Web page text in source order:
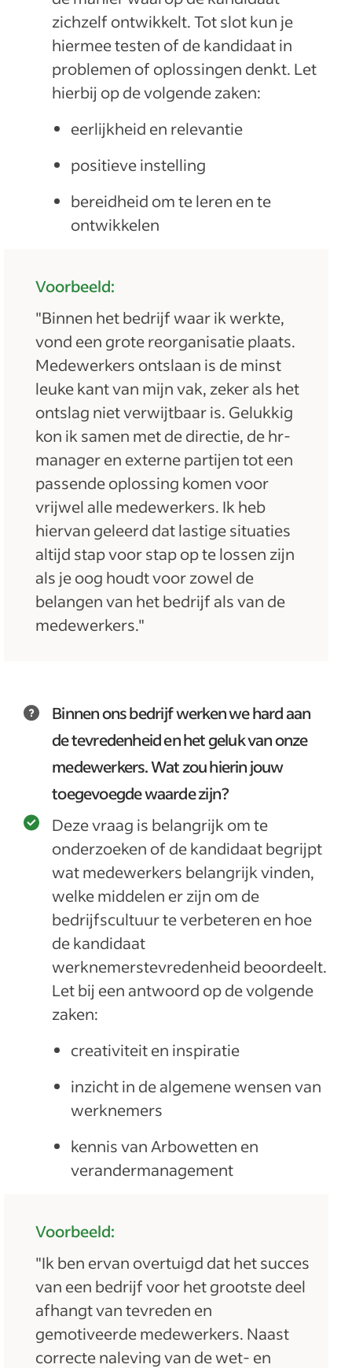
zichzelf ontwikkelt. Tot slot kun je
hiermee testen of de kandidaat in
problemen of oplossingen denkt. Let
hierbij op de volgende zaken:
eerlijkheid en relevantie
positieve instelling
bereidheid om te leren en te
ontwikkelen
Voorbeeld:
"Binnen het bedrijf waar ik werkte,
vond een grote reorganisatie plaats.
Medewerkers ontslaan is de minst
leuke kant van mijn vak, zeker als het
ontslag niet verwijtbaar is. Gelukkig
kon ik samen met de directie, de hr-
manager en externe partijen tot een
passende oplossing komen voor
vrijwel alle medewerkers. Ik heb
hiervan geleerd dat lastige situaties
altijd stap voor stap op te lossen zijn
als je oog houdt voor zowel de
belangen van het bedrijf als van de
medewerkers."
Binnen ons bedrijf werken we hard aan
de tevredenheid en het geluk van onze
medewerkers. Wat zou hierin jouw
toegevoegde waarde zijn?
Deze vraag is belangrijk om te
onderzoeken of de kandidaat begrijpt
wat medewerkers belangrijk vinden,
welke middelen er zijn om de
bedrijfscultuur te verbeteren en hoe
de kandidaat
werknemerstevredenheid beoordeelt.
Let bij een antwoord op de volgende
zaken:
creativiteit en inspiratie
inzicht in de algemene wensen van
werknemers
kennis van Arbowetten en
verandermanagement
Voorbeeld:
"Ik ben ervan overtuigd dat het succes
van een bedrijf voor het grootste deel
afhangt van tevreden en
gemotiveerde medewerkers. Naast
correcte naleving van de wet- en